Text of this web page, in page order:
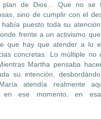
plan de Dios… Que no se
sino de cumplir con el
puesto toda su
frente a un activismo
que hay que atender a lo
concretas. Lo múltiple no
Martha pensaba
su intención,
atendía realmente
en ese momento, en esa